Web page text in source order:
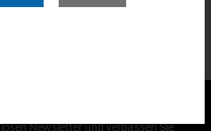
Newsletter und verpassen Sie